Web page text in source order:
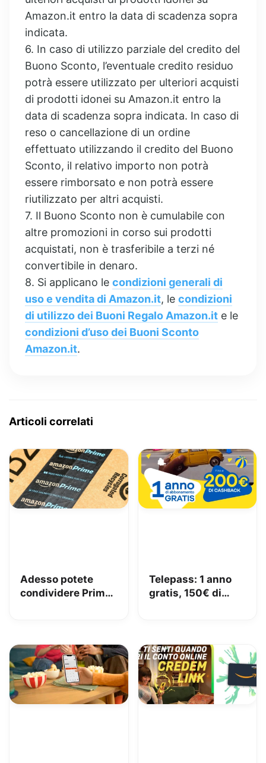
Amazon.it entro la data di scadenza sopra
indicata.
6. In caso di utilizzo parziale del credito del
Buono Sconto, l’eventuale credito residuo
potrà essere utilizzato per ulteriori acquisti
di prodotti idonei su Amazon.it entro la
data di scadenza sopra indicata. In caso di
reso o cancellazione di un ordine
effettuato utilizzando il credito del Buono
Sconto, il relativo importo non potrà
essere rimborsato e non potrà essere
riutilizzato per altri acquisti.
7. Il Buono Sconto non è cumulabile con
altre promozioni in corso sui prodotti
acquistati, non è trasferibile a terzi né
convertibile in denaro.
8. Si applicano le condizioni generali di
uso e vendita di Amazon.it, le condizioni
di utilizzo dei Buoni Regalo Amazon.it e le
condizioni d’uso dei Buoni Sconto
Amazon.it.
Articoli correlati
Adesso potete
condividere Prime
Telepass: 1 anno
gratis, 150€ di